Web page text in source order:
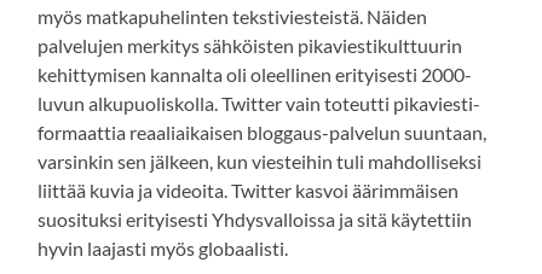
myös matkapuhelinten tekstiviesteistä. Näiden
palvelujen merkitys sähköisten pikaviestikulttuurin
kehittymisen kannalta oli oleellinen erityisesti 2000-
luvun alkupuoliskolla. Twitter vain toteutti pikaviesti-
formaattia reaaliaikaisen bloggaus-palvelun suuntaan,
varsinkin sen jälkeen, kun viesteihin tuli mahdolliseksi
liittää kuvia ja videoita. Twitter kasvoi äärimmäisen
suosituksi erityisesti Yhdysvalloissa ja sitä käytettiin
hyvin laajasti myös globaalisti.